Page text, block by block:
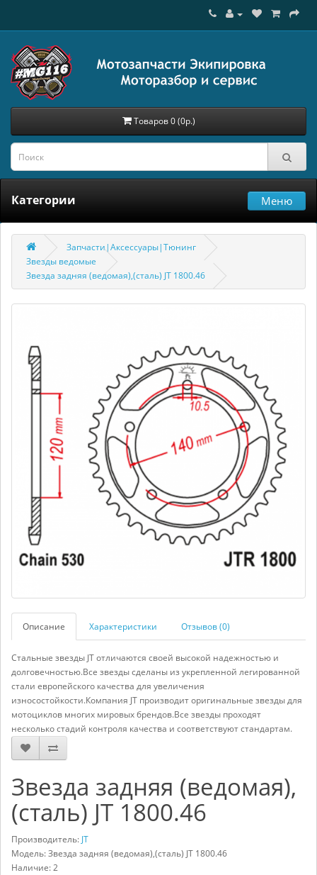
Товаров 0 (0р.)
Категории Меню
Запчасти|Аксессуары|Тюнинг
Звезды ведомые
Звезда задняя (ведомая),(сталь) JT 1800.46
Описание Характеристики Отзывов (0)
Стальные звезды JT отличаются своей высокой надежностью и
долговечностью.Все звезды сделаны из укрепленной легированной
стали европейского качества для увеличения
износостойкости.Компания JT производит оригинальные звезды для
мотоциклов многих мировых брендов.Все звезды проходят
несколько стадий контроля качества и соответствуют стандартам.
Звезда задняя (ведомая),
(сталь) JT 1800.46
Производитель: JT
Модель: Звезда задняя (ведомая),(сталь) JT 1800.46
Наличие: 2